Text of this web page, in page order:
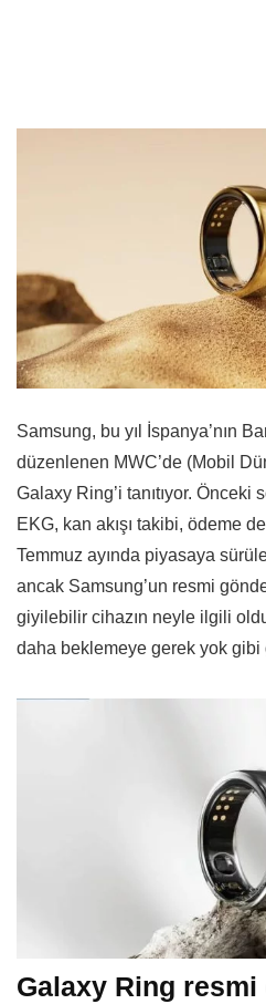
Samsung, bu yıl İspanya’nın
düzenlenen MWC’de (Mobil
Galaxy Ring’i tanıtıyor. Önceki
EKG, kan akışı takibi, ödeme
Temmuz ayında piyasaya
ancak Samsung’un resmi
giyilebilir cihazın neyle ilgili
daha beklemeye gerek yok gibi
Galaxy Ring resmi